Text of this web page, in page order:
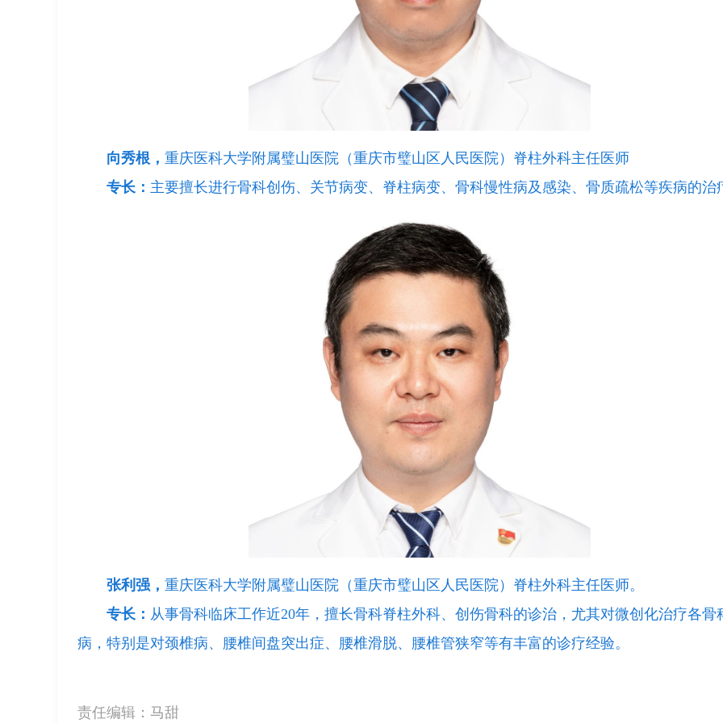
向秀根， 重庆医科大学附属璧山医院（重庆市璧山区人民医院）脊柱外科主任医师
专长： 主要擅长进行骨科创伤、关节病变、脊柱病变、骨科慢性病及感染、骨质疏松等疾病的治
张利强， 重庆医科大学附属璧山医院（重庆市璧山区人民医院）脊柱外科主任医师。
专长： 从事骨科临床工作近20年，擅长骨科脊柱外科、创伤骨科的诊治，尤其对微创化治疗各骨
病，特别是对颈椎病、腰椎间盘突出症、腰椎滑脱、腰椎管狭窄等有丰富的诊疗经验。
责任编辑： 马甜